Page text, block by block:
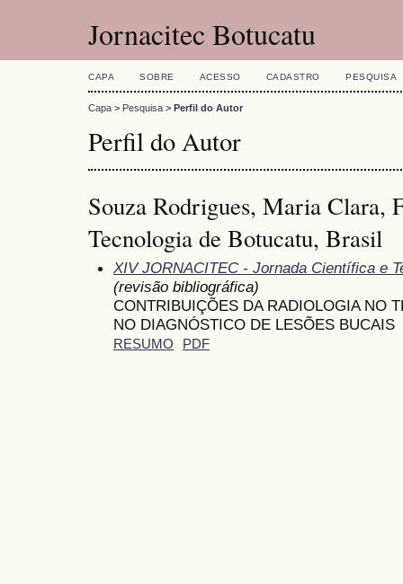
Jornacitec Botucatu
CAPA SOBRE ACESSO CADASTRO PESQUISA
Capa > Pesquisa > Perfil do Autor
Perfil do Autor
Souza Rodrigues, Maria Clara,
Tecnologia de Botucatu, Brasil
XIV JORNACITEC - Jornada Científica e
(revisão bibliográfica)
CONTRIBUIÇÕES DA RADIOLOGIA NO
NO DIAGNÓSTICO DE LESÕES BUCAIS
RESUMO PDF